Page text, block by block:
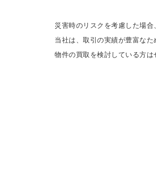
災害時のリスクを考慮した場
当社は、取引の実績が豊富なた
物件の買取を検討している方は